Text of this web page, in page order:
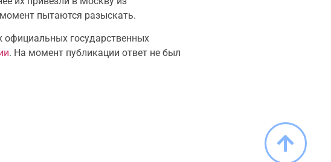
пытаются разыскать.
официальных государственных
. На момент публикации ответ не был